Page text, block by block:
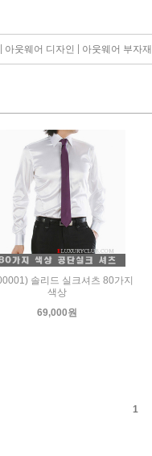
아웃웨어 디자인 아웃웨어 부자재
솔리드 실크셔츠 80가지
색상
69,000원
1